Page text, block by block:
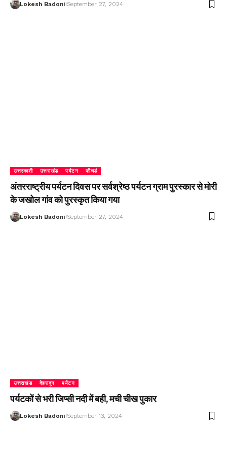
Lokesh Badoni September 27, 2024
उत्तरकाशी उत्तराखंड पर्यटन फीचर्ड
अंतरराष्ट्रीय पर्यटन दिवस पर सर्वश्रेष्ठ पर्यटन ग्राम पुरस्कार से मोरी
के जखोल गांव को पुरस्कृत किया गया
Lokesh Badoni September 27, 2024
उत्तराखंड देहरादून पर्यटन
पर्यटकों से भरी जिप्सी नदी में बही, मची चीख पुकार
Lokesh Badoni September 13, 2024